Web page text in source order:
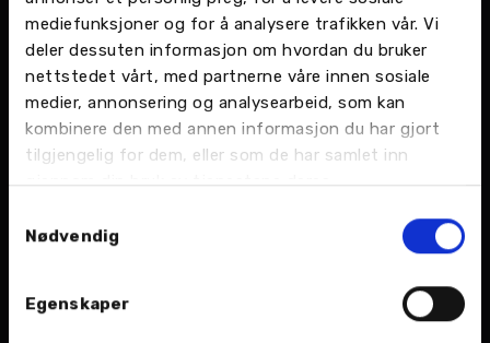
mediefunksjoner og for å analysere trafikken vår. Vi
deler dessuten informasjon om hvordan du bruker
nettstedet vårt, med partnerne våre innen sosiale
medier, annonsering og analysearbeid, som kan
kombinere den med annen informasjon du har gjort
tilgjengelig for dem, eller som de har samlet inn
gjennom din bruk av tjenestene deres.
Nødvendig
Egenskaper
Mo i Rana
Bilsalg - Bilverksted
Kia - Mercedes-Benz - Opel - Peugeot
M Nordvik AS
Selforsveien 14
Butikk